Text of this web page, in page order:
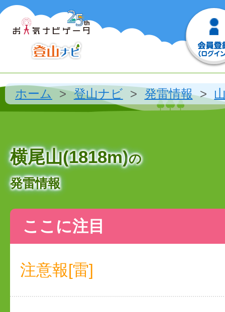
ホーム 登山ナビ 発雷情報
横尾山(1818m)の
発雷情報
ここに注目
注意報[雷]